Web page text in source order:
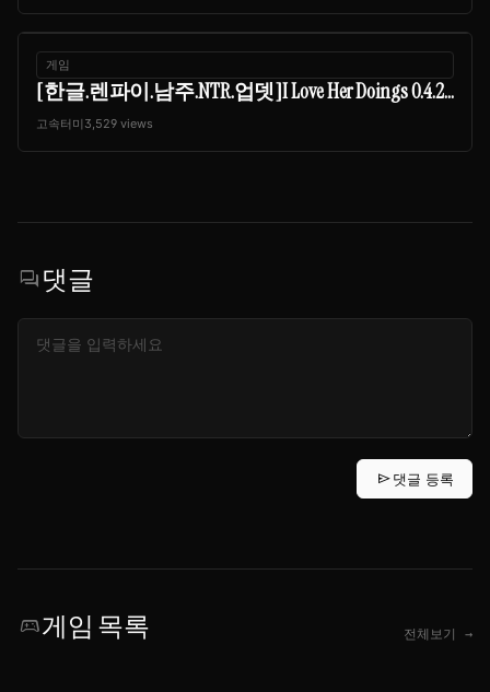
게임
[한글.렌파이.남주.NTR.업뎃]I Love Her Doings 0.4.2...
고속터미 3,529 views
forum댓글
send댓글 등록
sports_esports게임 목록 전체보기 →